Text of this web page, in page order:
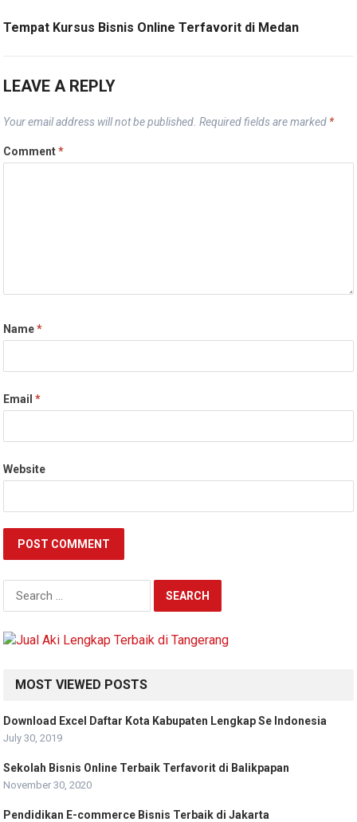
Tempat Kursus Bisnis Online Terfavorit di Medan
LEAVE A REPLY
Your email address will not be published. Required fields are marked *
Comment*
Name*
Email*
Website
Search
for:
MOST VIEWED POSTS
Download Excel Daftar Kota Kabupaten Lengkap Se Indonesia
July 30, 2019
Sekolah Bisnis Online Terbaik Terfavorit di Balikpapan
November 30, 2020
Pendidikan E-commerce Bisnis Terbaik di Jakarta